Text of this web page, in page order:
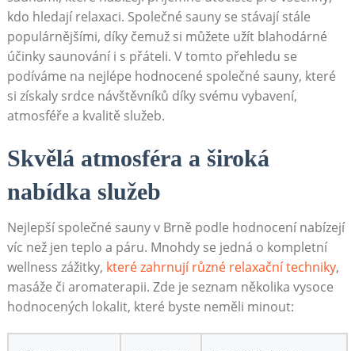
kdo hledají relaxaci. Společné sauny se stávají stále
populárnějšími, díky čemuž si můžete užít blahodárné
účinky saunování i s přáteli. V tomto přehledu se
podíváme na nejlépe hodnocené společné sauny, které
si získaly srdce návštěvníků díky svému vybavení,
atmosféře a kvalitě služeb.
Skvělá atmosféra a široká
nabídka služeb
Nejlepší společné sauny v Brně podle hodnocení nabízejí
víc než jen teplo a páru. Mnohdy se jedná o kompletní
wellness zážitky, které zahrnují různé relaxační techniky,
masáže či aromaterapii. Zde je seznam několika vysoce
hodnocených lokalit, které byste neměli minout: